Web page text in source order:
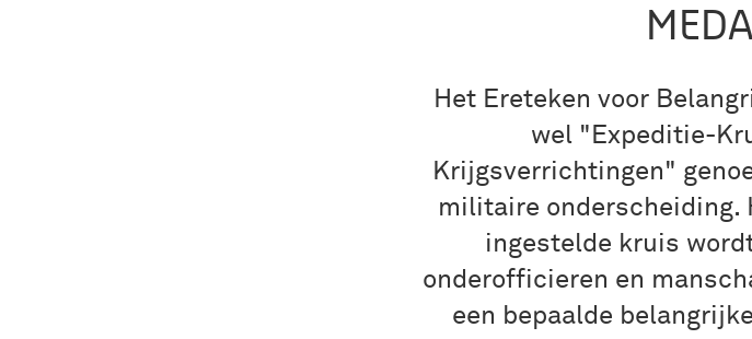
Het Ereteken voor
wel "Expeditie-
Krijgsverrichtingen"
militaire onderscheiding.
ingestelde kruis
onderofficieren en
een bepaalde